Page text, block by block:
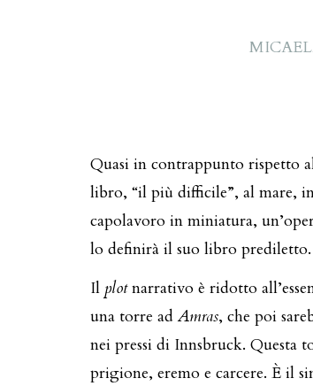
Quasi in contrappunto rispetto
libro, “il più difficile”, al mare,
capolavoro in miniatura,
lo definirà il suo libro prediletto.
Il plotnarrativo è ridotto
una torre ad Amras, che poi
nei pressi di Innsbruck. Questa
prigione, eremo e carcere. È il